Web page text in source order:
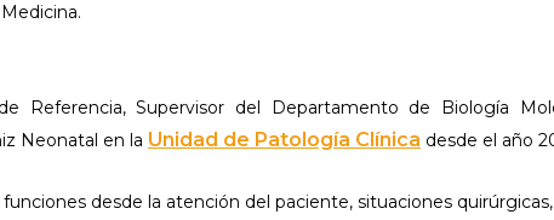
Medicina.
Supervisor del Departamento de Biología
Neonatal en la Unidad de Patología Clínica desde el año
desde la atención del paciente, situaciones